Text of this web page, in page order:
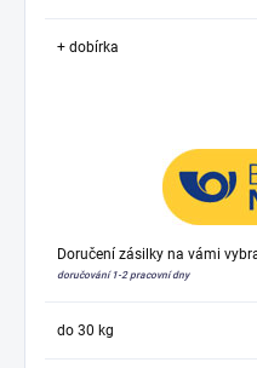
+ dobírka
Doručení zásilky na vámi
doručování 1-2 pracovní dny
do 30 kg